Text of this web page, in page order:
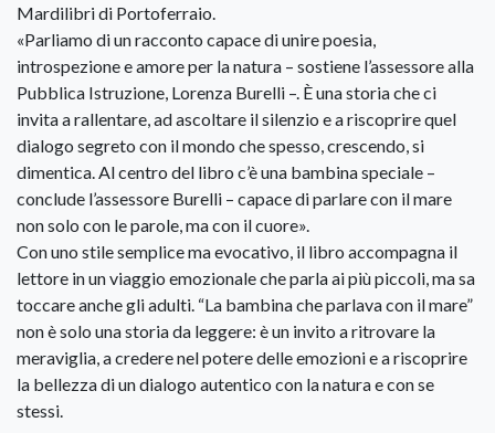
Mardilibri di Portoferraio.
«Parliamo di un racconto capace di unire poesia,
introspezione e amore per la natura – sostiene l’assessore alla
Pubblica Istruzione, Lorenza Burelli –. È una storia che ci
invita a rallentare, ad ascoltare il silenzio e a riscoprire quel
dialogo segreto con il mondo che spesso, crescendo, si
dimentica. Al centro del libro c’è una bambina speciale –
conclude l’assessore Burelli – capace di parlare con il mare
non solo con le parole, ma con il cuore».
Con uno stile semplice ma evocativo, il libro accompagna il
lettore in un viaggio emozionale che parla ai più piccoli, ma sa
toccare anche gli adulti. “La bambina che parlava con il mare”
non è solo una storia da leggere: è un invito a ritrovare la
meraviglia, a credere nel potere delle emozioni e a riscoprire
la bellezza di un dialogo autentico con la natura e con se
stessi.